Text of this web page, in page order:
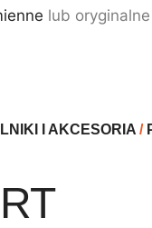
lub
I AKCESORIA /